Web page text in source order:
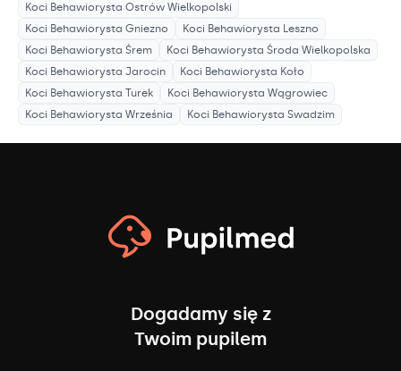
Koci Behawiorysta Ostrów Wielkopolski
Koci Behawiorysta Gniezno Koci Behawiorysta Leszno
Koci Behawiorysta Śrem Koci Behawiorysta Środa Wielkopolska
Koci Behawiorysta Jarocin Koci Behawiorysta Koło
Koci Behawiorysta Turek Koci Behawiorysta Wągrowiec
Koci Behawiorysta Września Koci Behawiorysta Swadzim
Dogadamy się z
Twoim pupilem